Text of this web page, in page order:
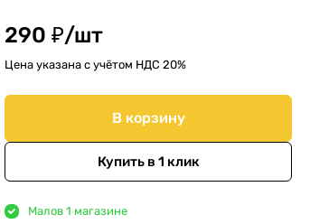
290 ₽/шт
Цена указана с учётом НДС 20%
В корзину
Купить в 1 клик
Малов 1 магазине